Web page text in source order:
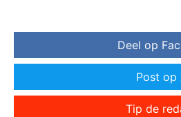
Deel op
Post op
Tip de